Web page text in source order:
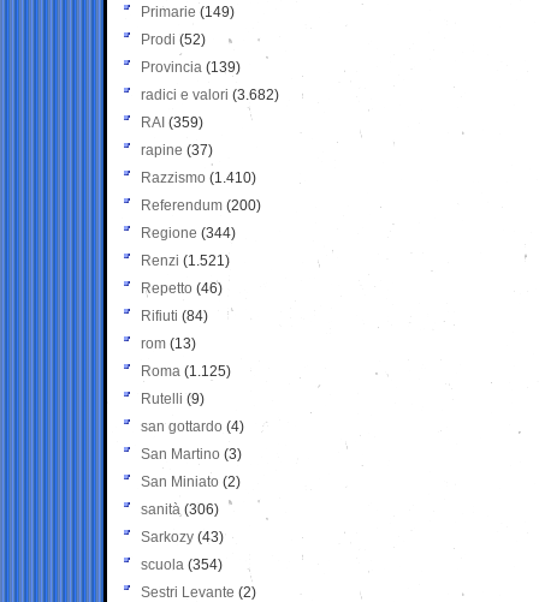
Primarie (149)
Prodi (52)
Provincia (139)
radici e valori (3.682)
RAI (359)
rapine (37)
Razzismo (1.410)
Referendum (200)
Regione (344)
Renzi (1.521)
Repetto (46)
Rifiuti (84)
rom (13)
Roma (1.125)
Rutelli (9)
san gottardo (4)
San Martino (3)
San Miniato (2)
sanità (306)
Sarkozy (43)
scuola (354)
Sestri Levante (2)